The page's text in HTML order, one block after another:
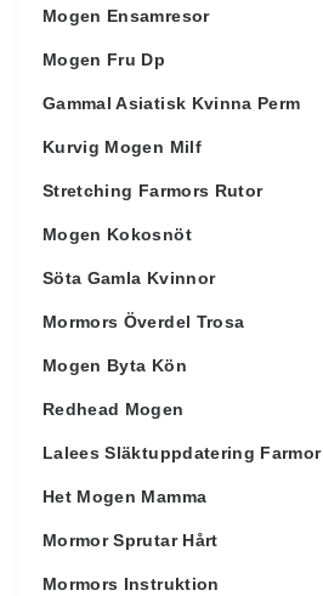
Mogen Ensamresor
Mogen Fru Dp
Gammal Asiatisk Kvinna Perm
Kurvig Mogen Milf
Stretching Farmors Rutor
Mogen Kokosnöt
Söta Gamla Kvinnor
Mormors Överdel Trosa
Mogen Byta Kön
Redhead Mogen
Lalees Släktuppdatering Farmor
Het Mogen Mamma
Mormor Sprutar Hårt
Mormors Instruktion